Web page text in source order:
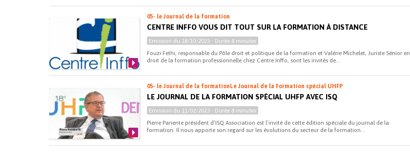
05- le Journal de la formation
CENTRE INFFO VOUS DIT TOUT SUR LA FORMATION À DISTANCE
Emission du18/10/2023 - Durée 8 minutes
Fouzi Fethi, responsable du Pôle droit et politique de la formation et Valérie Michelet, Juriste Sénior en
droit de la formation professionnelle chez Centre Inffo, sont les invités de...
05- le Journal de la formation Le Journal de la Formation spécial UHFP
LE JOURNAL DE LA FORMATION SPÉCIAL UHFP AVEC ISQ
Emission du11/02/2023 - Durée 8 minutes
Pierre Pariente président d’ISQ Association est l’invité de cette édition spéciale du journal de la
formation. Il nous apporte son regard sur les évolutions du secteur de la formation...